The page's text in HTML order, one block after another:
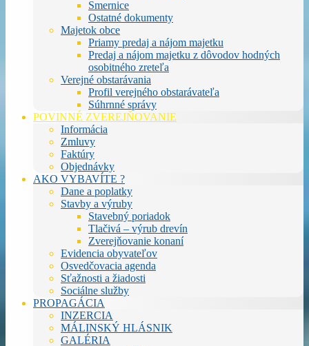
Smernice
Ostatné dokumenty
Majetok obce
Priamy predaj a nájom majetku
Predaj a nájom majetku z dôvodov hodných
osobitného zreteľa
Verejné obstarávania
Profil verejného obstarávateľa
Súhrnné správy
POVINNÉ ZVEREJŇOVANIE
Informácia
Zmluvy
Faktúry
Objednávky
AKO VYBAVÍTE ?
Dane a poplatky
Stavby a výruby
Stavebný poriadok
Tlačivá – výrub drevín
Zverejňovanie konaní
Evidencia obyvateľov
Osvedčovacia agenda
Sťažnosti a žiadosti
Sociálne služby
PROPAGÁCIA
INZERCIA
MÁLINSKÝ HLÁSNIK
GALÉRIA